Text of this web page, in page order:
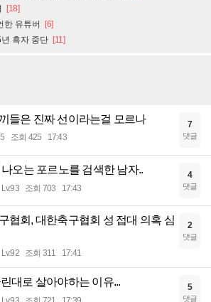
[18]
한 유튜버 [6]
흑자 중단 [11]
들은 진짜 선이라는걸 모르나
조회 425 17:43
7
댓글
오는 포르노를 검색한 남자..
Lv.93 조회 703 17:43
4
댓글
협회, 대한축구협회 성 접대 의혹 심
Lv.92 조회 311 17:41
2
댓글
대로 살아야하는 이유... 5
댓글